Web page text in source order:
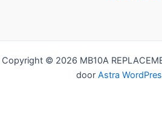
Copyright © 2026 MB10A
door Astra